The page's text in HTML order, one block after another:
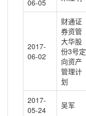
06-05
2017-
06-02
财通证
券资管
大华股
份3号定
向资产
管理计
划
2017-
05-24
吴军